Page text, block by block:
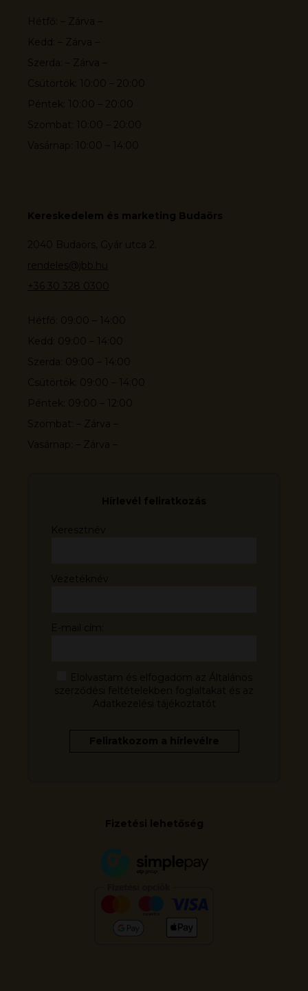
Hétfő: – Zárva –
Kedd: – Zárva –
Szerda: – Zárva –
Csütörtök: 10:00 – 20:00
Péntek: 10:00 – 20:00
Szombat: 10:00 – 20:00
Vasárnap: 10:00 – 14:00
Kereskedelem és marketing Budaörs
2040 Budaörs, Gyár utca 2.
rendeles@jbb.hu
+36 30 328 0300
Hétfő: 09:00 – 14:00
Kedd: 09:00 – 14:00
Szerda: 09:00 – 14:00
Csütörtök: 09:00 – 14:00
Péntek: 09:00 – 12:00
Szombat: – Zárva –
Vasárnap: – Zárva –
Fizetési lehetőség